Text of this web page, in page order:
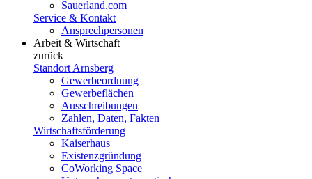
Sauerland.com
Service & Kontakt
Ansprechpersonen
Arbeit & Wirtschaft
zurück
Standort Arnsberg
Gewerbeordnung
Gewerbeflächen
Ausschreibungen
Zahlen, Daten, Fakten
Wirtschaftsförderung
Kaiserhaus
Existenzgründung
CoWorking Space